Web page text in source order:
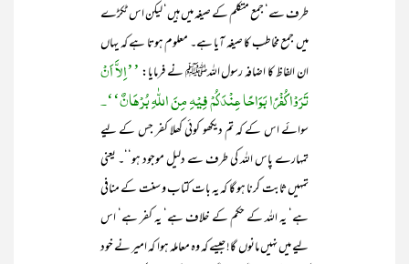
طرف سے‘ جمع متکلم کے صیغہ میں ہیں‘ لیکن اس ٹکڑے
میں جمع مخاطب کا صیغہ آیا ہے۔ معلوم ہوتا ہے کہ یہاں
ان الفاظ کا اضافہ رسول اللہﷺ نے فرمایا:’’اِلاَّ اَنْ
تَرَوْا کُفْرًا بَوَاحًا عِنْدَکُمْ فِیْہِ مِنَ اللّٰہِ بُرْھَانٌ‘‘۔
سوائے اس کے کہ تم دیکھو کوئی کھلا کفر جس کے لیے
تمہارے پاس اللہ کی طرف سے دلیل موجود ہو‘‘۔ یعنی
تمہیں ثابت کرنا ہو گا کہ یہ بات کتاب و سنت کے منافی
ہے‘ یہ اللہ کے حکم کے خلاف ہے‘ یہ کفر ہے‘ اس
لیے میں نہیں مانوں گا! جیسے کہ وہ معاملہ ہوا کہ امیر نے خود